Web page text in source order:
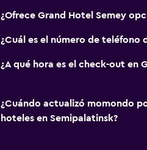
¿Ofrece Grand Hotel Semey
¿Cuál es el número de teléfono
¿A qué hora es el check-out en
¿Cuándo actualizó momondo
hoteles en Semipalatinsk?